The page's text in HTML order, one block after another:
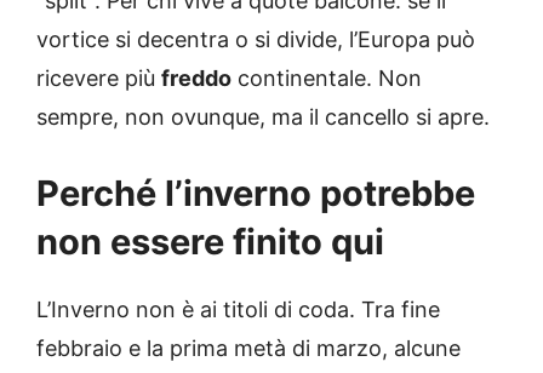
vortice si decentra o si divide, l’Europa può
ricevere più freddo continentale. Non
sempre, non ovunque, ma il cancello si apre.
Perché l’inverno potrebbe
non essere finito qui
L’Inverno non è ai titoli di coda. Tra fine
febbraio e la prima metà di marzo, alcune